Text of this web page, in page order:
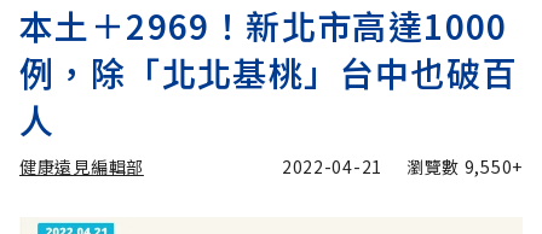
本土＋2969！新北市高達1000
例，除「北北基桃」台中也破百
人
健康遠見編輯部 2022-04-21 瀏覽數 9,550+